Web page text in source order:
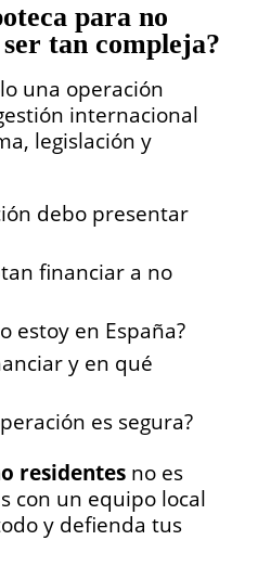
para no
ser tan compleja?
una operación
internacional
legislación y
debo presentar
financiar a no
estoy en España?
y en qué
es segura?
residentes no es
con un equipo local
y defienda tus